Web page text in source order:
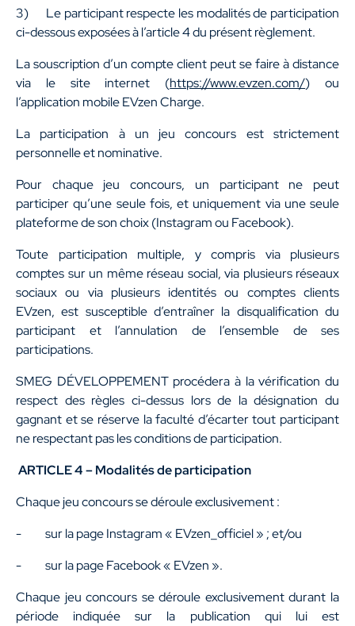
3) Le participant respecte les modalités de participation
ci-dessous exposées à l’article 4 du présent règlement.
La souscription d’un compte client peut se faire à distance
via le site internet (https://www.evzen.com/) ou
l’application mobile EVzen Charge.
La participation à un jeu concours est strictement
personnelle et nominative.
Pour chaque jeu concours, un participant ne peut
participer qu’une seule fois, et uniquement via une seule
plateforme de son choix (Instagram ou Facebook).
Toute participation multiple, y compris via plusieurs
comptes sur un même réseau social, via plusieurs réseaux
sociaux ou via plusieurs identités ou comptes clients
EVzen, est susceptible d’entraîner la disqualification du
participant et l’annulation de l’ensemble de ses
participations.
SMEG DÉVELOPPEMENT procédera à la vérification du
respect des règles ci-dessus lors de la désignation du
gagnant et se réserve la faculté d’écarter tout participant
ne respectant pas les conditions de participation.
ARTICLE 4 – Modalités de participation
Chaque jeu concours se déroule exclusivement :
- sur la page Instagram « EVzen_officiel » ; et/ou
- sur la page Facebook « EVzen ».
Chaque jeu concours se déroule exclusivement durant la
période indiquée sur la publication qui lui est